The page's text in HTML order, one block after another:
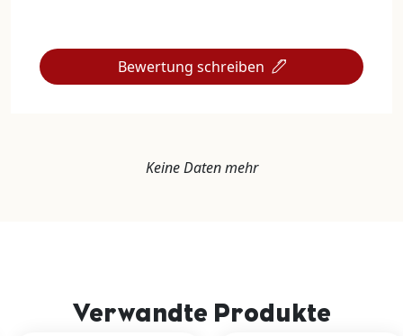
Bewertung schreiben
Keine Daten mehr
Verwandte Produkte